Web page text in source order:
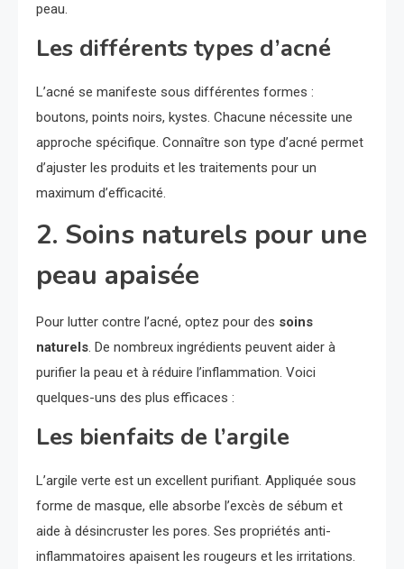
peau.
Les différents types d’acné
L’acné se manifeste sous différentes formes :
boutons, points noirs, kystes. Chacune nécessite une
approche spécifique. Connaître son type d’acné permet
d’ajuster les produits et les traitements pour un
maximum d’efficacité.
2. Soins naturels pour une
peau apaisée
Pour lutter contre l’acné, optez pour des soins
naturels. De nombreux ingrédients peuvent aider à
purifier la peau et à réduire l’inflammation. Voici
quelques-uns des plus efficaces :
Les bienfaits de l’argile
L’argile verte est un excellent purifiant. Appliquée sous
forme de masque, elle absorbe l’excès de sébum et
aide à désincruster les pores. Ses propriétés anti-
inflammatoires apaisent les rougeurs et les irritations.